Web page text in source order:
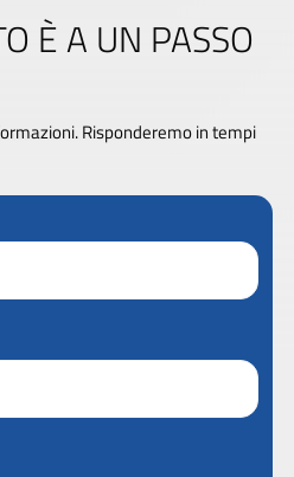
È A UN PASSO
Risponderemo in tempi